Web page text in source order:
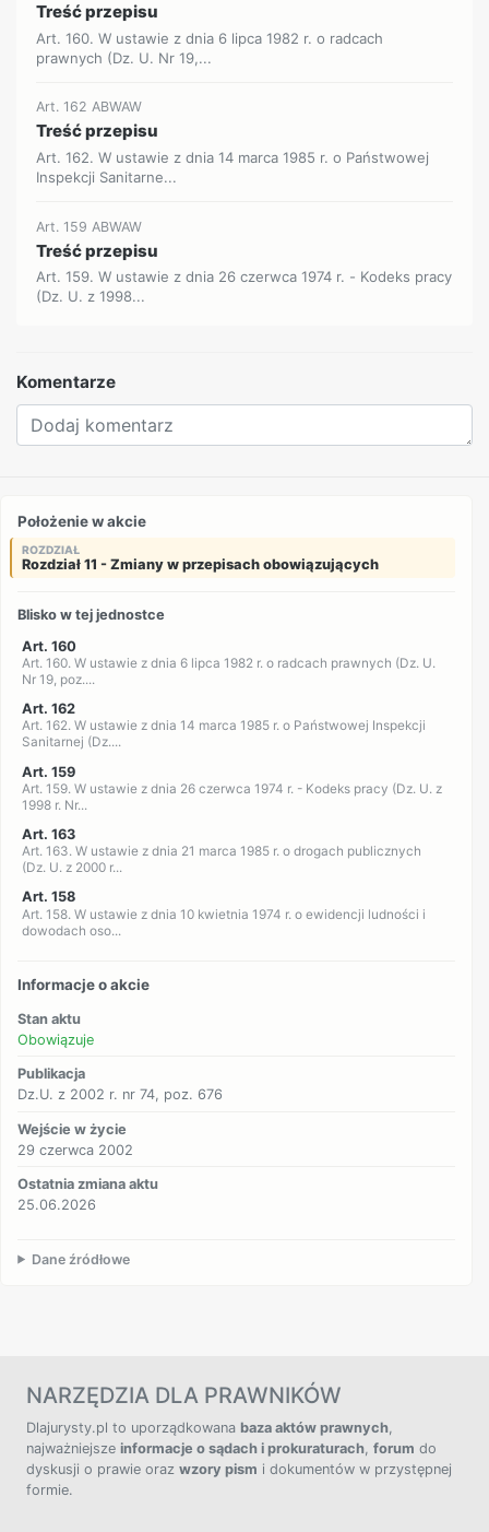
Treść przepisu
Art. 160. W ustawie z dnia 6 lipca 1982 r. o radcach
prawnych (Dz. U. Nr 19,...
Art. 162 ABWAW
Treść przepisu
Art. 162. W ustawie z dnia 14 marca 1985 r. o Państwowej
Inspekcji Sanitarne...
Art. 159 ABWAW
Treść przepisu
Art. 159. W ustawie z dnia 26 czerwca 1974 r. - Kodeks pracy
(Dz. U. z 1998...
Komentarze
Położenie w akcie
ROZDZIAŁ
Rozdział 11 - Zmiany w przepisach obowiązujących
Blisko w tej jednostce
Art. 160
Art. 160. W ustawie z dnia 6 lipca 1982 r. o radcach prawnych (Dz. U.
Nr 19, poz....
Art. 162
Art. 162. W ustawie z dnia 14 marca 1985 r. o Państwowej Inspekcji
Sanitarnej (Dz....
Art. 159
Art. 159. W ustawie z dnia 26 czerwca 1974 r. - Kodeks pracy (Dz. U. z
1998 r. Nr...
Art. 163
Art. 163. W ustawie z dnia 21 marca 1985 r. o drogach publicznych
(Dz. U. z 2000 r...
Art. 158
Art. 158. W ustawie z dnia 10 kwietnia 1974 r. o ewidencji ludności i
dowodach oso...
Informacje o akcie
Stan aktu
Obowiązuje
Publikacja
Dz.U. z 2002 r. nr 74, poz. 676
Wejście w życie
29 czerwca 2002
Ostatnia zmiana aktu
25.06.2026
Dane źródłowe
NARZĘDZIA DLA PRAWNIKÓW
Dlajurysty.pl to uporządkowana baza aktów prawnych,
najważniejsze informacje o sądach i prokuraturach, forum do
dyskusji o prawie oraz wzory pism i dokumentów w przystępnej
formie.